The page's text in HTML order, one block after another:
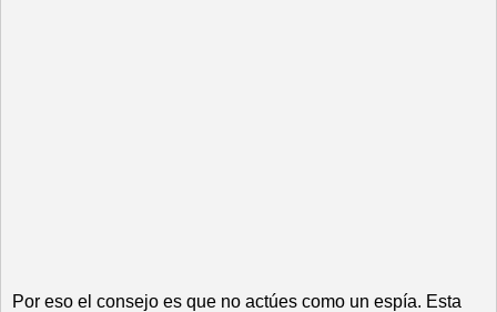
Por eso el consejo es que no actúes como un espía. Esta